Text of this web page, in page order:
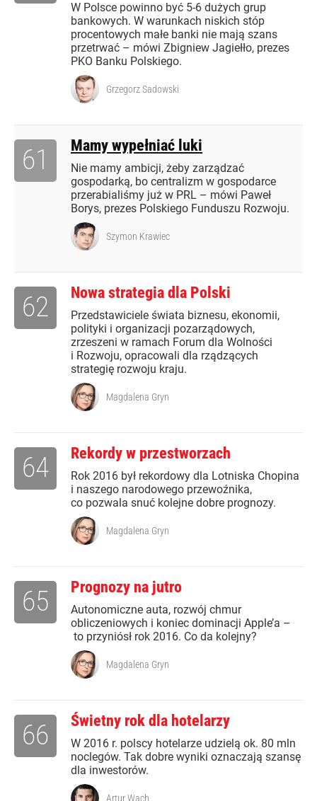
W Polsce powinno być 5-6 dużych grup
bankowych. W warunkach niskich stóp
procentowych małe banki nie mają szans
przetrwać – mówi Zbigniew Jagiełło, prezes
PKO Banku Polskiego.
Grzegorz Sadowski
Mamy wypełniać luki
Nie mamy ambicji, żeby zarządzać
gospodarką, bo centralizm w gospodarce
przerabialiśmy już w PRL – mówi Paweł
Borys, prezes Polskiego Funduszu Rozwoju.
61
Szymon Krawiec
Nowa strategia dla Polski
Przedstawiciele świata biznesu, ekonomii,
polityki i organizacji pozarządowych,
zrzeszeni w ramach Forum dla Wolności
i Rozwoju, opracowali dla rządzących
strategię rozwoju kraju.
62
Magdalena Gryn
Rekordy w przestworzach
Rok 2016 był rekordowy dla Lotniska Chopina
i naszego narodowego przewoźnika,
co pozwala snuć kolejne dobre prognozy.
64
Magdalena Gryn
Prognozy na jutro
Autonomiczne auta, rozwój chmur
obliczeniowych i koniec dominacji Apple’a –
to przyniósł rok 2016. Co da kolejny?
65
Magdalena Gryn
Świetny rok dla hotelarzy
W 2016 r. polscy hotelarze udzielą ok. 80 mln
noclegów. Tak dobre wyniki oznaczają szansę
dla inwestorów.
66
Artur Wach